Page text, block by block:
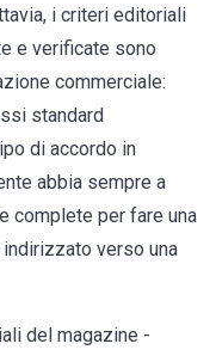
i criteri editoriali
e verificate sono
commerciale:
standard
di accordo in
abbia sempre a
complete per fare una
verso una
del magazine -